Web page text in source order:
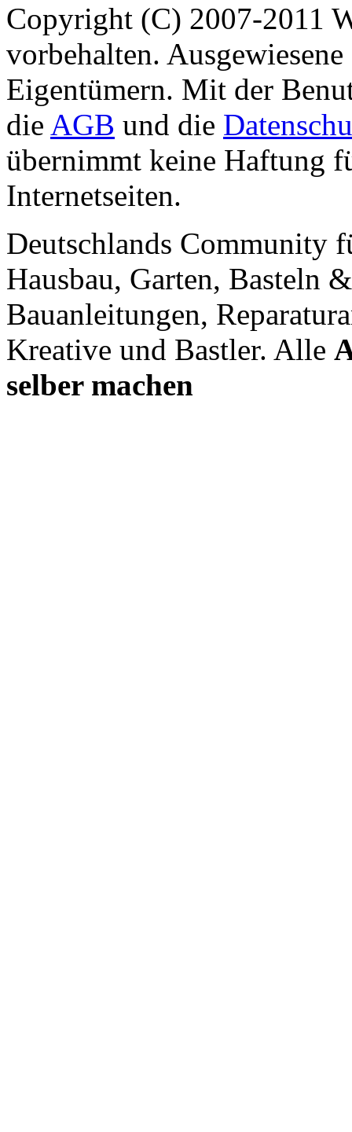
Copyright (C) 2007-2011
vorbehalten.
Eigentümern. Mit der
die AGB und die
übernimmt keine Haftung
Internetseiten.
Deutschlands Community
Hausbau, Garten, Basteln
Bauanleitungen,
Kreative und Bastler. Alle
selber machen